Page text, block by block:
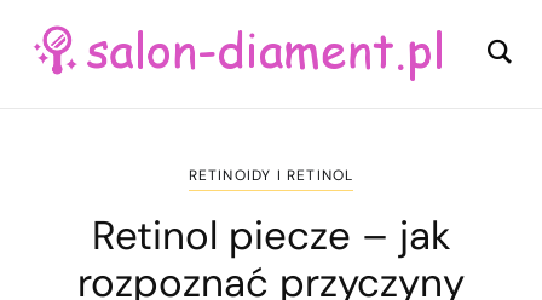
RETINOIDY I RETINOL
Retinol piecze – jak
rozpoznać przyczyny